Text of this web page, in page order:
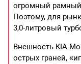
огромный рамный
Поэтому, для
3,0-литровый
Внешность KIA
острых граней,